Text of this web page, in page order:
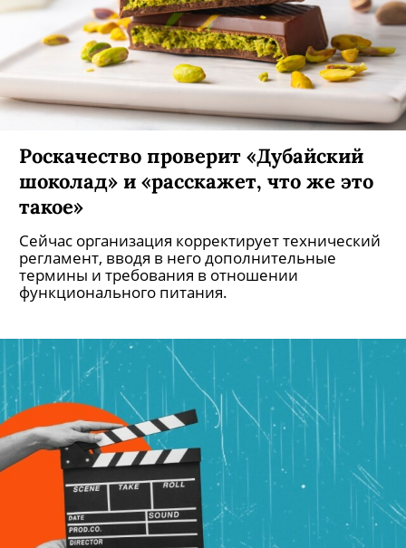
Роскачество проверит «Дубайский
шоколад» и «расскажет, что же это
такое»
Сейчас организация корректирует технический
регламент, вводя в него дополнительные
термины и требования в отношении
функционального питания.